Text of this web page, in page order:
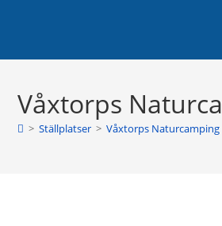
Våxtorps
> Ställplatser > Våxtorps Naturcamping